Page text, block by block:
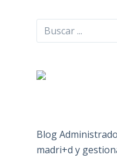
Buscar
Blog
madri+d y